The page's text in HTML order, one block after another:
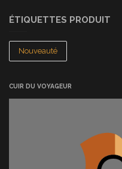
ÉTIQUETTES PRODUIT
Nouveauté
CUIR DU VOYAGEUR